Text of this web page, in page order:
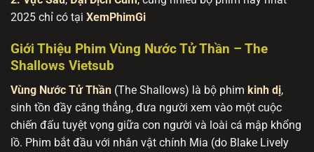
2025 chỉ có tại XemPhimGi
Giới Thiệu Phim Vùng Nước Tử Thần – The
Shallows Vietsub
Vùng Nước Tử Thần (The Shallows) là bộ phim kinh dị,
sinh tồn đầy căng thẳng, đưa người xem vào một cuộc
chiến đấu tuyệt vọng giữa con người và loài cá mập khổng
lồ. Phim bắt đầu với nhân vật chính Mia (do Blake Lively